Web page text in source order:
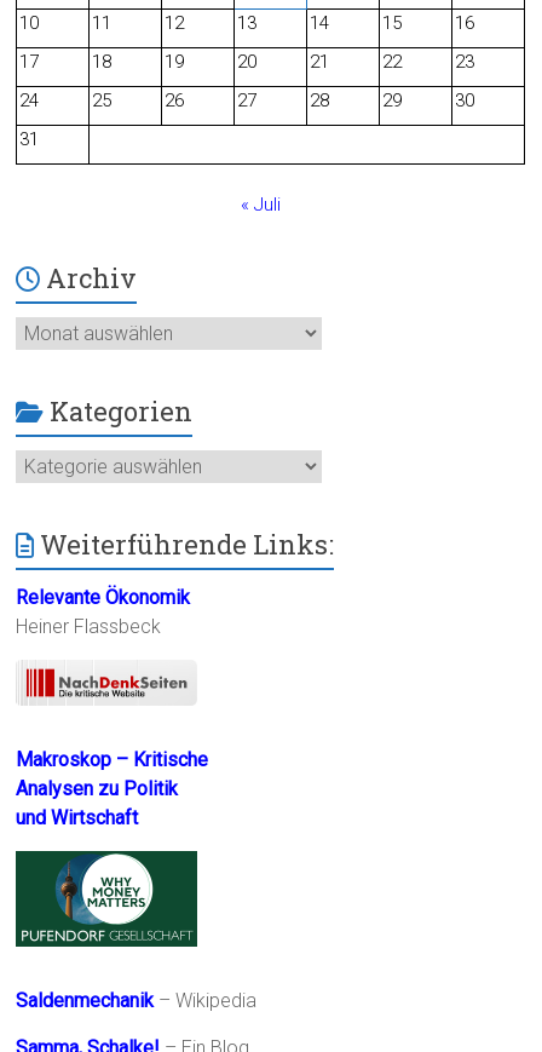
o
10
11 12 13 14 15
16
17
18 19 20 21 22
23
24
25 26 27 28 29
30
31
« Juli
Archiv
Archiv
Kategorien
Kategorien
Weiterführende Links:
Relevante Ökonomik
Heiner Flassbeck
Makroskop – Kritische
Analysen zu Politik
und Wirtschaft
Saldenmechanik– Wikipedia